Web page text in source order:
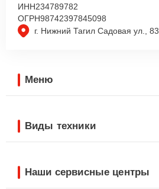
г. Нижний Тагил Садовая ул., 83
ИНН234789782
ОГРН98742397845098
Меню
Виды техники
Наши сервисные центры